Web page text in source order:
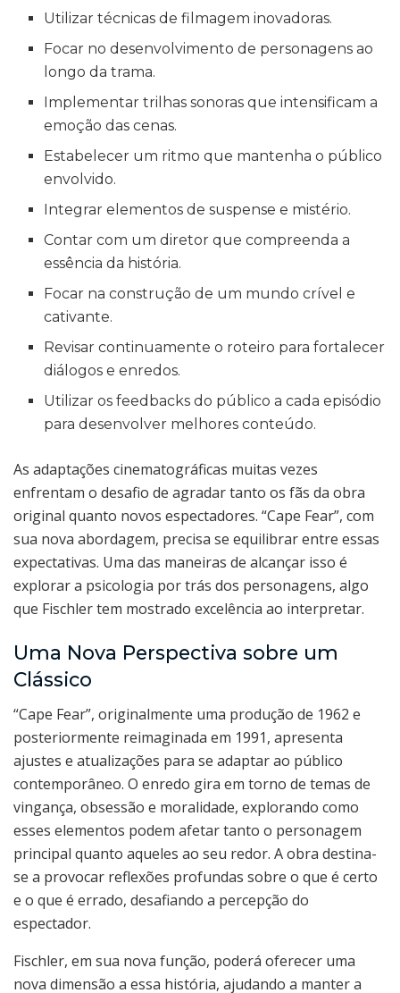
Utilizar técnicas de filmagem inovadoras.
Focar no desenvolvimento de personagens ao
longo da trama.
Implementar trilhas sonoras que intensificam a
emoção das cenas.
Estabelecer um ritmo que mantenha o público
envolvido.
Integrar elementos de suspense e mistério.
Contar com um diretor que compreenda a
essência da história.
Focar na construção de um mundo crível e
cativante.
Revisar continuamente o roteiro para fortalecer
diálogos e enredos.
Utilizar os feedbacks do público a cada episódio
para desenvolver melhores conteúdo.
As adaptações cinematográficas muitas vezes
enfrentam o desafio de agradar tanto os fãs da obra
original quanto novos espectadores. “Cape Fear”, com
sua nova abordagem, precisa se equilibrar entre essas
expectativas. Uma das maneiras de alcançar isso é
explorar a psicologia por trás dos personagens, algo
que Fischler tem mostrado excelência ao interpretar.
Uma Nova Perspectiva sobre um
Clássico
“Cape Fear”, originalmente uma produção de 1962 e
posteriormente reimaginada em 1991, apresenta
ajustes e atualizações para se adaptar ao público
contemporâneo. O enredo gira em torno de temas de
vingança, obsessão e moralidade, explorando como
esses elementos podem afetar tanto o personagem
principal quanto aqueles ao seu redor. A obra destina-
se a provocar reflexões profundas sobre o que é certo
e o que é errado, desafiando a percepção do
espectador.
Fischler, em sua nova função, poderá oferecer uma
nova dimensão a essa história, ajudando a manter a